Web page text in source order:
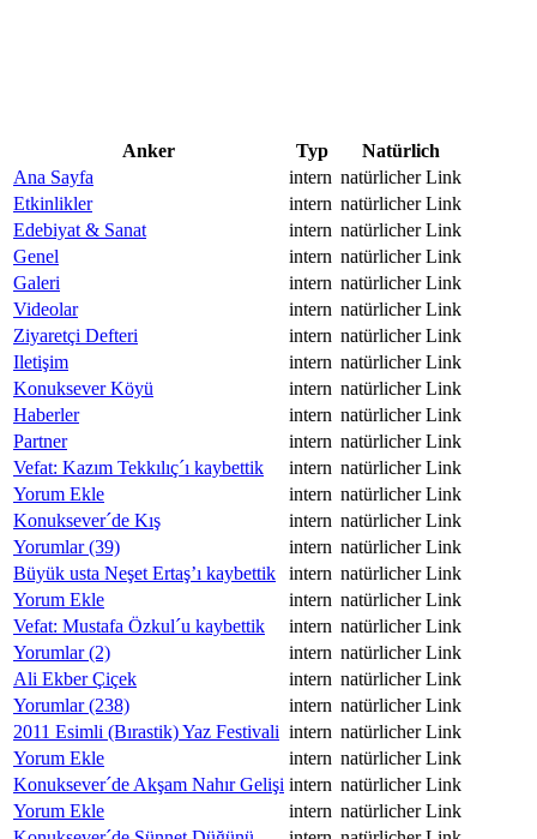
Anker Typ
Natürlich
Ana Sayfa
intern natürlicher Link
Etkinlikler
intern natürlicher Link
Edebiyat & Sanat
intern natürlicher Link
Genel
intern natürlicher Link
Galeri
intern natürlicher Link
Videolar
intern natürlicher Link
Ziyaretçi Defteri
intern natürlicher Link
Iletişim
intern natürlicher Link
Konuksever Köyü
intern natürlicher Link
Haberler
intern natürlicher Link
Partner
intern natürlicher Link
Vefat: Kazım Tekkılıç´ı kaybettik
intern natürlicher Link
Yorum Ekle
intern natürlicher Link
Konuksever´de Kış
intern natürlicher Link
Yorumlar (39)
intern natürlicher Link
Büyük usta Neşet Ertaş’ı kaybettik
intern natürlicher Link
Yorum Ekle
intern natürlicher Link
Vefat: Mustafa Özkul´u kaybettik
intern natürlicher Link
Yorumlar (2)
intern natürlicher Link
Ali Ekber Çiçek
intern natürlicher Link
Yorumlar (238)
intern natürlicher Link
2011 Esimli (Bırastik) Yaz Festivali intern natürlicher Link
Yorum Ekle
intern natürlicher Link
Konuksever´de Akşam Nahır Gelişi intern natürlicher Link
Yorum Ekle
intern natürlicher Link